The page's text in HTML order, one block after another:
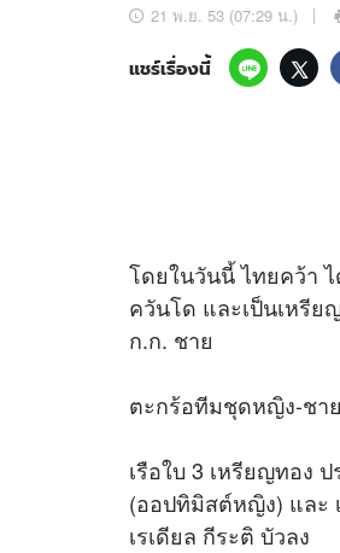
อัปเดตจีน
ดาวน์โหลดสนุกแอปฟรี
สงวนลิขสิทธิ์ © บริษัท อิมเมจ
21 พ.ย. 53 (07:29 น.)
แชร์เรื่องนี้
โดยในวันนี้ ไทยคว้า
ควันโด และเป็นเหรี
ก.ก. ชาย
ตะกร้อทีมชุดหญิง-ชา
เรือใบ 3 เหรียญทอง
(ออปทิมิสต์หญิง) และ
เรเดียล กีระติ บัวลง